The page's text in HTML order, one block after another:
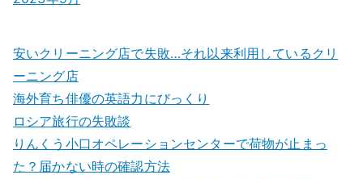
安いクリーニング店で失敗…それ以来利用しているクリ
ーニング店
海外育ち俳優の英語力にびっくり
ロシア旅行の失敗談
りんくう小口オペレーションセンターで荷物が止まっ
た？届かない時の確認方法